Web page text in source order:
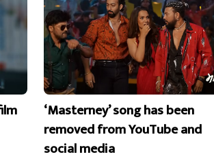
‘Masterney’ song has been
removed from YouTube and
social media